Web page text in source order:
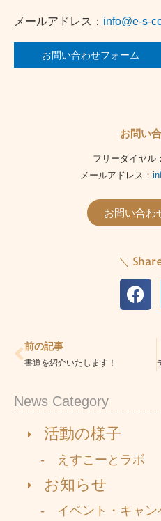
News Category
活動の様子
- えすこーとラボ
お知らせ
- イベント・キャン
メールアドレス： info@e-s-
お問い合わせフォーム
お問い
フリーダイヤル：
メールアドレス：
お問い合わ
＼
前の記事
書道を紹介いたします！